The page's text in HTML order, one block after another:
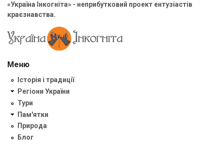
«Україна Інкогніта» - неприбутковий проект ентузіастів
краєзнавства.
Меню
Історія і традиції
Регіони України
Тури
Пам'ятки
Природа
Блог